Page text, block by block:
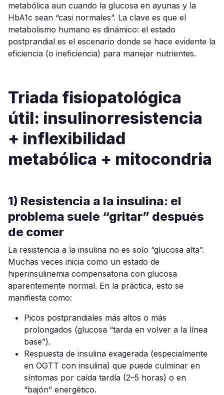
metabólica aun cuando la glucosa en ayunas y la
HbA1c sean “casi normales”. La clave es que el
metabolismo humano es dinámico: el estado
postprandial es el escenario donde se hace evidente la
eficiencia (o ineficiencia) para manejar nutrientes.
Triada fisiopatológica
útil: insulinorresistencia
+ inflexibilidad
metabólica + mitocondria
1) Resistencia a la insulina: el
problema suele “gritar” después
de comer
La resistencia a la insulina no es solo “glucosa alta”.
Muchas veces inicia como un estado de
hiperinsulinemia compensatoria con glucosa
aparentemente normal. En la práctica, esto se
manifiesta como:
Picos postprandiales más altos o más
prolongados (glucosa “tarda en volver a la línea
base”).
Respuesta de insulina exagerada (especialmente
en OGTT con insulina) que puede culminar en
síntomas por caída tardía (2–5 horas) o en
“bajón” energético.